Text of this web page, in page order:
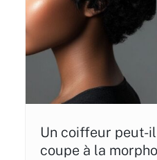
Un coiffeur peut-
coupe à la